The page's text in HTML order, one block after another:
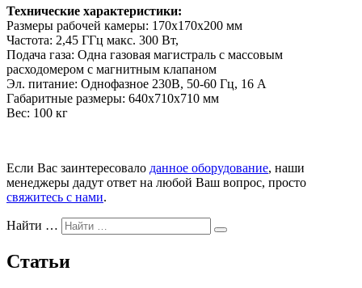
Технические характеристики:
Размеры рабочей камеры: 170х170х200 мм
Частота: 2,45 ГГц макс. 300 Вт,
Подача газа: Одна газовая магистраль с массовым
расходомером с магнитным клапаном
Эл. питание: Однофазное 230В, 50-60 Гц, 16 А
Габаритные размеры: 640х710х710 мм
Вес: 100 кг
Если Вас заинтересовало данное оборудование, наши
менеджеры дадут ответ на любой Ваш вопрос, просто
свяжитесь с нами.
Найти …
Статьи